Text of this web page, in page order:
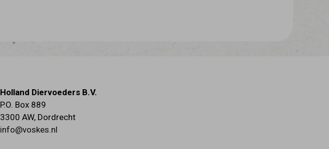
Holland Diervoeders B.V.
P.O. Box 889
3300 AW, Dordrecht
info@voskes.nl